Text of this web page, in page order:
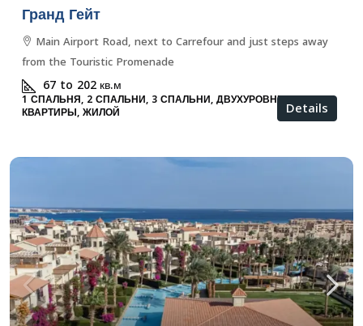
Гранд Гейт
Main Airport Road, next to Carrefour and just steps away
from the Touristic Promenade
67 to 202кв.м
1 СПАЛЬНЯ, 2 СПАЛЬНИ, 3 СПАЛЬНИ, ДВУХУРОВНЕВЫЕ
КВАРТИРЫ, ЖИЛОЙ Details